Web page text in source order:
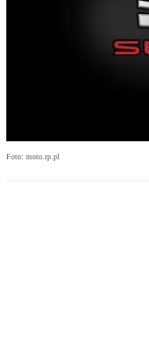
Foto: moto.rp.pl